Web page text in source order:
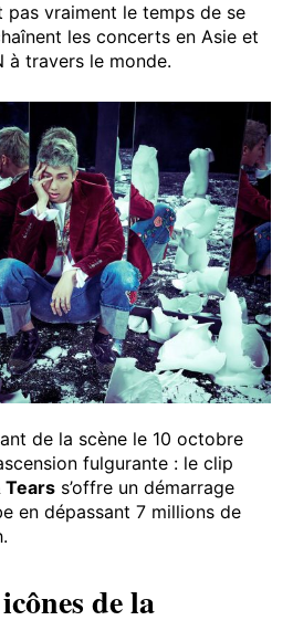
pas vraiment le temps de se
les concerts en Asie et
à travers le monde.
de la scène le 10 octobre
fulgurante : le clip
Tears s’offre un démarrage
en dépassant 7 millions de
de la